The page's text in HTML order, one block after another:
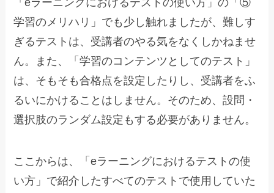
「eラーニングにおけるテストの使い方」の「⑤
学習のメリハリ」でも少し触れましたが、難しす
ぎるテストは、受講者のやる気をなくしかねませ
ん。また、「学習のコンテンツとしてのテスト」
は、そもそも合格点を設定したりし、受講者をふ
るいにかけることはしません。そのため、設問・
選択肢のランダム設定もする必要がありません。
ここからは、「eラーニングにおけるテストの使
い方」で紹介したすべてのテストで使用していた